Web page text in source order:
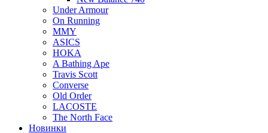
Under Armour
On Running
MMY
ASICS
HOKA
A Bathing Ape
Travis Scott
Converse
Old Order
LACOSTE
The North Face
Новинки